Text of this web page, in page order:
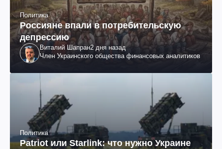
Политика
Россияне впали в потребительскую
депрессию
Виталий Шапран2 дня назад
Член Украинского общества финансовых аналитиков
Политика
Patriot или Starlink: что нужно Украине